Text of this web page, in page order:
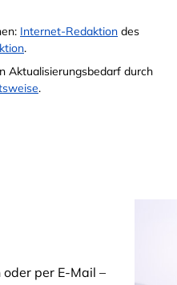
Internet-Redaktion des
.
Aktualisierungsbedarf durch
.
per E-Mail –